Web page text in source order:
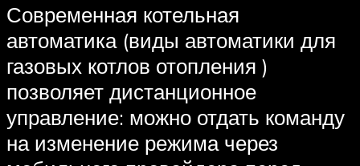
Современная котельная
автоматика (виды автоматики для
газовых котлов отопления )
позволяет дистанционное
управление: можно отдать команду
на изменение режима через